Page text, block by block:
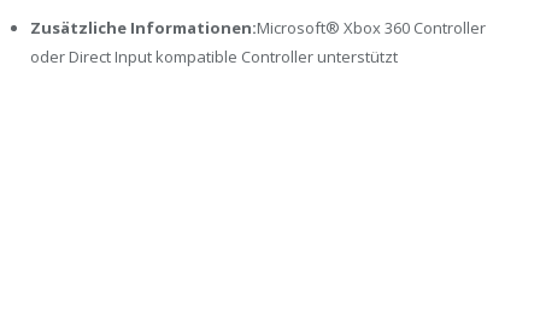
Zusätzliche Informationen:Microsoft® Xbox 360 Controller
oder Direct Input kompatible Controller unterstützt